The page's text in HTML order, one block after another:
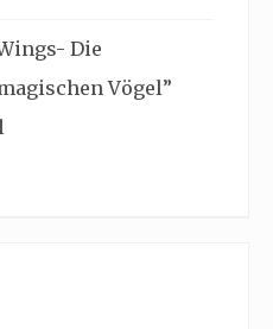
Die
Vögel”